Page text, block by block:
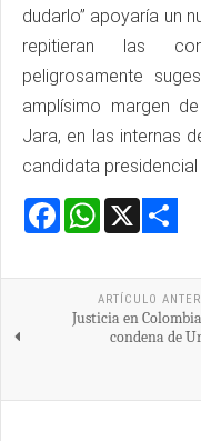
dudarlo” apoyaría un
repitieran las
peligrosamente
amplísimo margen
Jara, en las internas
candidata
Facebook
WhatsApp
ARTÍCULO
Justicia en
condena de